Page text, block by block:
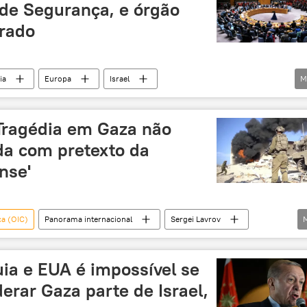
Segurança, e órgão
Europa
Israel
Faixa de Gaza
Organização das Nações Unidas
em Gaza não
com pretexto da
(OIC) Panorama internacional
Sergei Lavrov
Israel Rússia
e EUA é impossível se
Gaza parte de Israel,